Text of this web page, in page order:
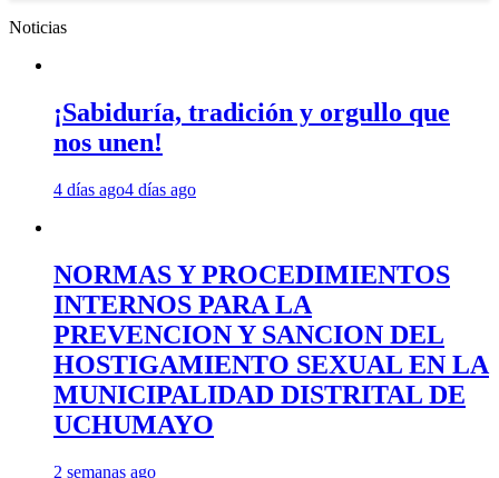
Noticias
¡Sabiduría, tradición y orgullo que
nos unen!
4 días ago4 días ago
NORMAS Y PROCEDIMIENTOS
INTERNOS PARA LA
PREVENCION Y SANCION DEL
HOSTIGAMIENTO SEXUAL EN LA
MUNICIPALIDAD DISTRITAL DE
UCHUMAYO
2 semanas ago